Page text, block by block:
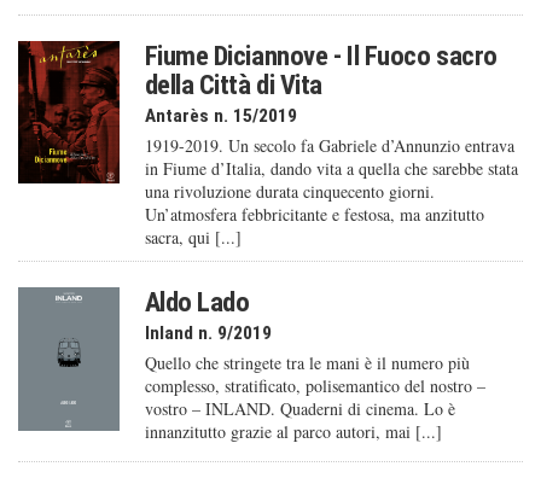
Fiume Diciannove - Il Fuoco sacro
della Città di Vita
Antarès n. 15/2019
1919-2019. Un secolo fa Gabriele d’Annunzio entrava
in Fiume d’Italia, dando vita a quella che sarebbe stata
una rivoluzione durata cinquecento giorni.
Un’atmosfera febbricitante e festosa, ma anzitutto
sacra, qui [...]
Aldo Lado
Inland n. 9/2019
Quello che stringete tra le mani è il numero più
complesso, stratificato, polisemantico del nostro –
vostro – INLAND. Quaderni di cinema. Lo è
innanzitutto grazie al parco autori, mai [...]